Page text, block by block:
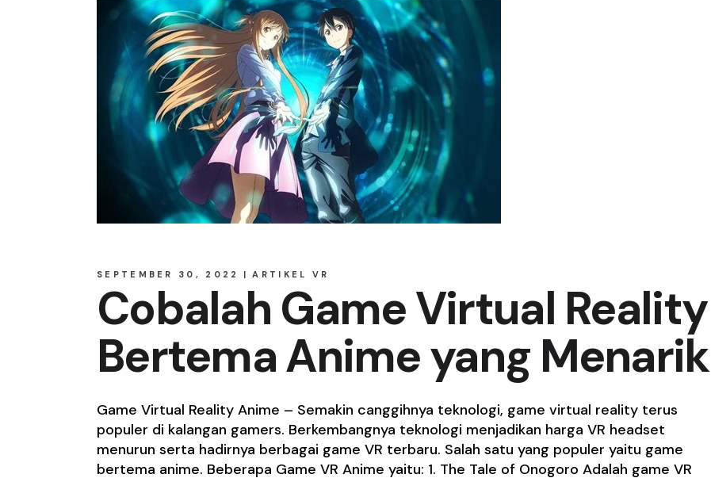
SEPTEMBER 30, 2022 ARTIKEL VR
Cobalah Game Virtual Reality
Bertema Anime yang Menarik
Game Virtual Reality Anime – Semakin canggihnya teknologi, game virtual reality terus
populer di kalangan gamers. Berkembangnya teknologi menjadikan harga VR headset
menurun serta hadirnya berbagai game VR terbaru. Salah satu yang populer yaitu game
bertema anime. Beberapa Game VR Anime yaitu: 1. The Tale of Onogoro Adalah game VR